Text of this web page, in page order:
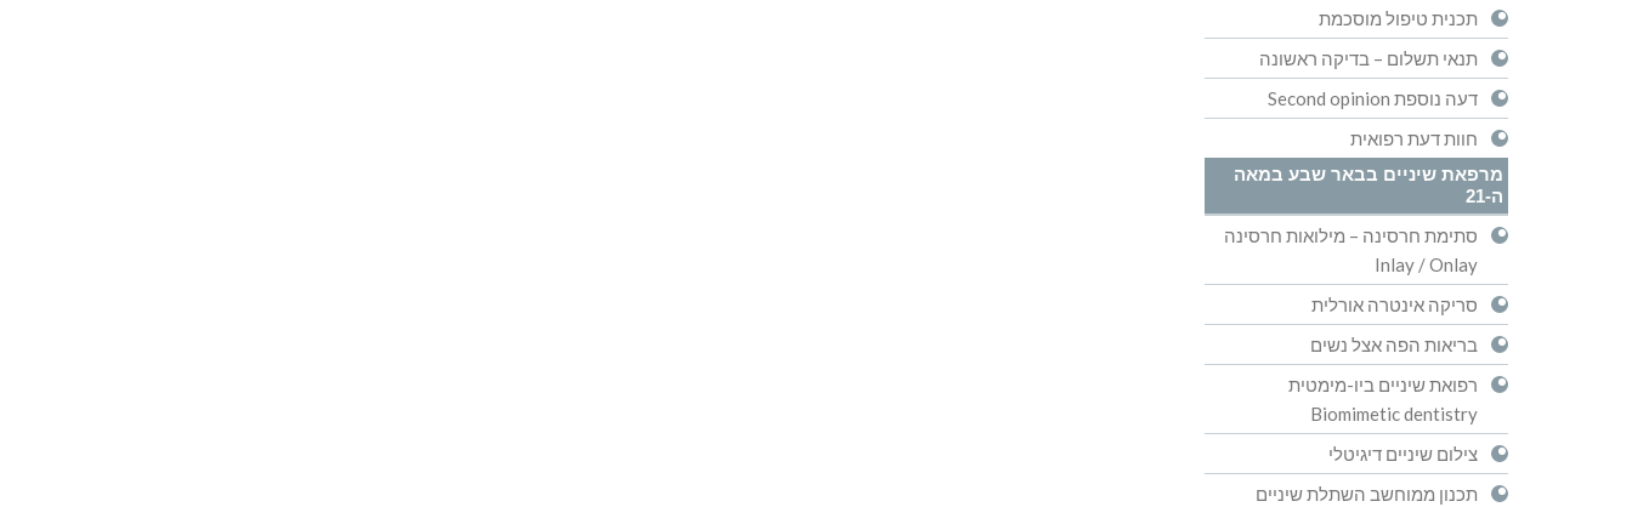
תכנית טיפול מוסכמת
תנאי תשלום – בדיקה ראשונה
דעה נוספת Second opinion
חוות דעת רפואית
מרפאת שיניים בבאר שבע במאה
ה-21
סתימת חרסינה – מילואות חרסינה
Inlay / Onlay
סריקה אינטרה אורלית
בריאות הפה אצל נשים
רפואת שיניים ביו-מימטית
Biomimetic dentistry
צילום שיניים דיגיטלי
תכנון ממוחשב השתלת שיניים